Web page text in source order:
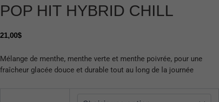
POP HIT HYBRID CHILL
21,00$
Mélange de menthe, menthe verte et menthe poivrée, pour une
fraîcheur glacée douce et durable tout au long de la journée